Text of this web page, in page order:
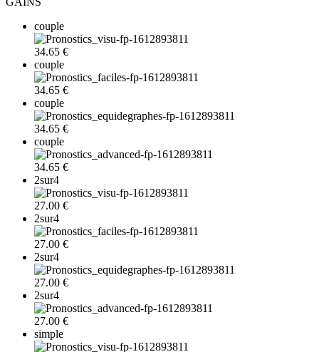
couple
34.65 €
couple
34.65 €
couple
34.65 €
couple
34.65 €
2sur4
27.00 €
2sur4
27.00 €
2sur4
27.00 €
2sur4
27.00 €
simple